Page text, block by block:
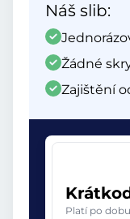
Náš slib:
Žádné
Zajištění
Platí po